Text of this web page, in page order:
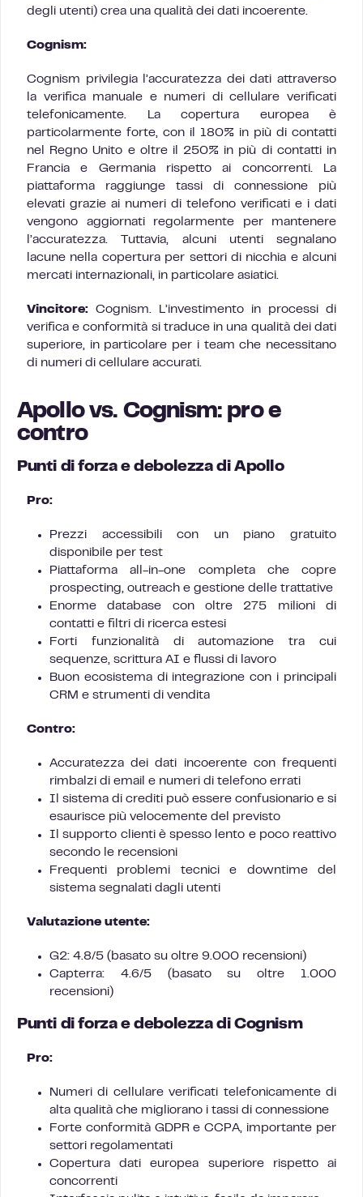
degli utenti) crea una qualità dei dati incoerente.
Cognism:
Cognism privilegia l’accuratezza dei dati attraverso
la verifica manuale e numeri di cellulare verificati
telefonicamente. La copertura europea è
particolarmente forte, con il 180% in più di contatti
nel Regno Unito e oltre il 250% in più di contatti in
Francia e Germania rispetto ai concorrenti. La
piattaforma raggiunge tassi di connessione più
elevati grazie ai numeri di telefono verificati e i dati
vengono aggiornati regolarmente per mantenere
l’accuratezza. Tuttavia, alcuni utenti segnalano
lacune nella copertura per settori di nicchia e alcuni
mercati internazionali, in particolare asiatici.
Vincitore: Cognism. L’investimento in processi di
verifica e conformità si traduce in una qualità dei dati
superiore, in particolare per i team che necessitano
di numeri di cellulare accurati.
Apollo vs. Cognism: pro e
contro
Punti di forza e debolezza di Apollo
Pro:
Prezzi accessibili con un piano gratuito
disponibile per test
Piattaforma all-in-one completa che copre
prospecting, outreach e gestione delle trattative
Enorme database con oltre 275 milioni di
contatti e filtri di ricerca estesi
Forti funzionalità di automazione tra cui
sequenze, scrittura AI e flussi di lavoro
Buon ecosistema di integrazione con i principali
CRM e strumenti di vendita
Contro:
Accuratezza dei dati incoerente con frequenti
rimbalzi di email e numeri di telefono errati
Il sistema di crediti può essere confusionario e si
esaurisce più velocemente del previsto
Il supporto clienti è spesso lento e poco reattivo
secondo le recensioni
Frequenti problemi tecnici e downtime del
sistema segnalati dagli utenti
Valutazione utente:
G2: 4.8/5 (basato su oltre 9.000 recensioni)
Capterra: 4.6/5 (basato su oltre 1.000
recensioni)
Punti di forza e debolezza di Cognism
Pro:
Numeri di cellulare verificati telefonicamente di
alta qualità che migliorano i tassi di connessione
Forte conformità GDPR e CCPA, importante per
settori regolamentati
Copertura dati europea superiore rispetto ai
concorrenti